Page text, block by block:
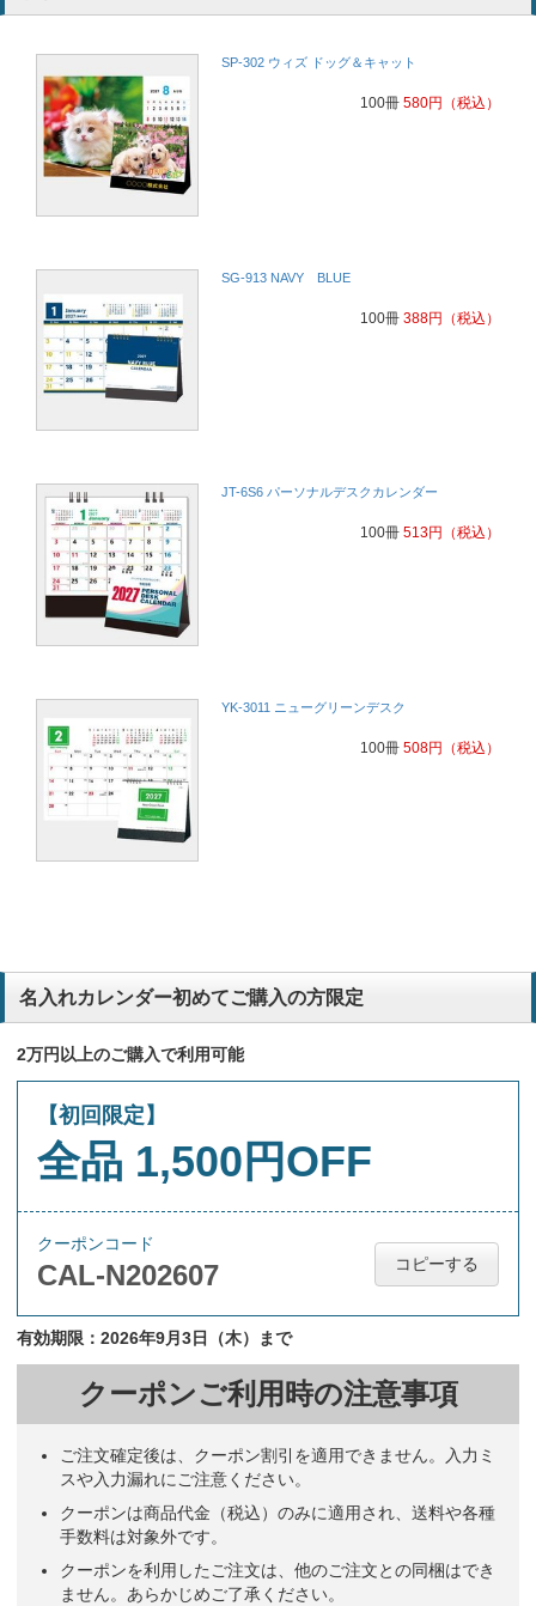
SP-302 ウィズ ドッグ＆キャット
100冊 580円 （税込）
SG-913 NAVY BLUE
100冊 388円 （税込）
JT-6S6 パーソナルデスクカレンダー
100冊 513円 （税込）
YK-3011 ニューグリーンデスク
100冊 508円 （税込）
名入れカレンダー初めてご購入の方限定
2万円以上のご購入で利用可能
【初回限定】
全品 1,500円OFF
クーポンコード
CAL-N202607 コピーする
有効期限：2026年9月3日（木）まで
クーポンご利用時の注意事項
ご注文確定後は、クーポン割引を適用できません。入力ミ
スや入力漏れにご注意ください。
クーポンは商品代金（税込）のみに適用され、送料や各種
手数料は対象外です。
クーポンを利用したご注文は、他のご注文との同梱はでき
ません。あらかじめご了承ください。